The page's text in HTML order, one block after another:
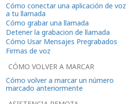
Cómo conectar una aplicación de voz
a tu llamada
Cómo grabar una llamada
Detener la grabacion de llamada
Cómo Usar Mensajes Pregrabados
Firmas de voz
CÓMO VOLVER A MARCAR
Cómo volver a marcar un número
marcado anteriormente